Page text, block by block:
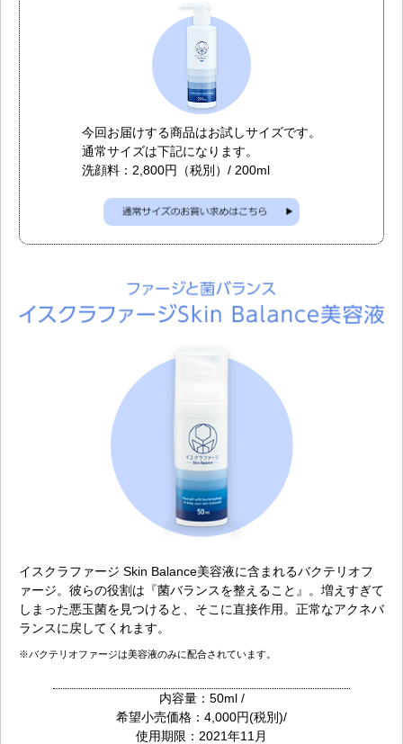
今回お届けする商品はお試しサイズです。
通常サイズは下記になります。
洗顔料：2,800円（税別）/ 200ml
イスクラファージ Skin Balance美容液に含まれるバクテリオフ
ァージ。彼らの役割は『菌バランスを整えること』。増えすぎて
しまった悪玉菌を見つけると、そこに直接作用。正常なアクネバ
ランスに戻してくれます。
※バクテリオファージは美容液のみに配合されています。
内容量：50ml /
希望小売価格：4,000円(税別)/
使用期限：2021年11月